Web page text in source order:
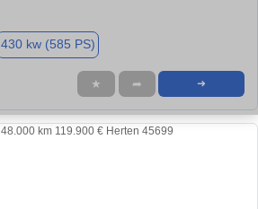
430 kw (585 PS)
★ ➦ ➜